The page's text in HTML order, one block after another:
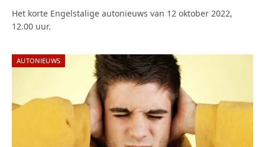
Het korte Engelstalige autonieuws van 12 oktober 2022,
12.00 uur.
AUTONIEUWS